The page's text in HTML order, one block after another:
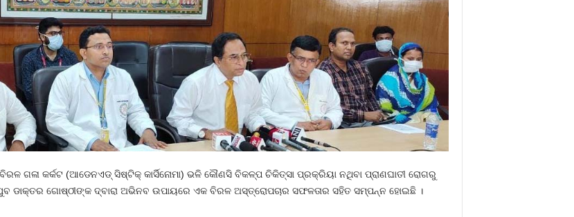
ଗଳା କର୍କଟ (ଆଡେନଏଡ୍‌ ସିଷ୍ଟିକ୍ କାର୍ସିନୋମା) ଭଳି କୌଣସି ବିକଳ୍ପ ଚିକିତ୍ସା ପ୍ରକ୍ରିୟା ନଥିବା ପ୍ରାଣଘାତୀ ରୋଗରୁ
ଡାକ୍ତର ଗୋଷ୍ଠୀଙ୍କ ଦ୍ବାରା ଅଭିନବ ଉପାୟରେ ଏକ ବିରଳ ଅସ୍ତ୍ରୋପଚାର ସଫଳତାର ସହିତ ସମ୍ପନ୍ନ ହୋଇଛି ।